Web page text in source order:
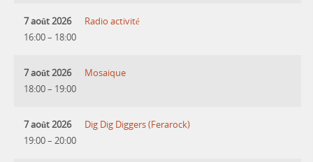
7 août 2026
16:00– 18:00
Radio activité
7 août 2026
18:00– 19:00
Mosaique
7 août 2026
19:00– 20:00
Dig Dig Diggers (Ferarock)